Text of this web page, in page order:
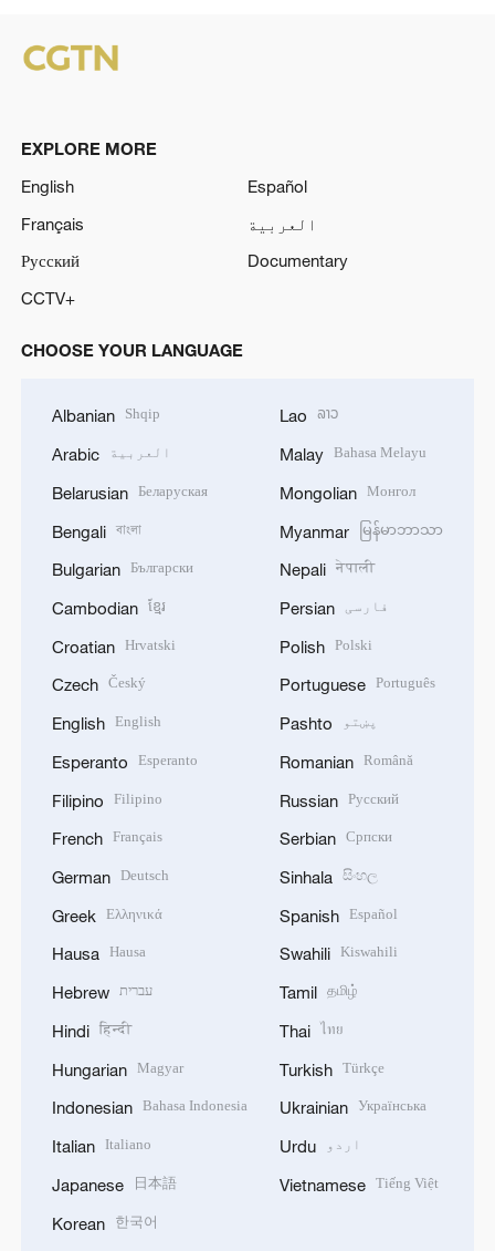
EXPLORE MORE
English
Español
Français
العربية
Русский
Documentary
CCTV+
CHOOSE YOUR LANGUAGE
Albanian Shqip
Arabic العربية
Belarusian Беларуская
Bengali বাংলা
Bulgarian Български
Cambodian ខ្មែរ
Croatian Hrvatski
Czech Český
English English
Esperanto Esperanto
Filipino Filipino
French Français
German Deutsch
Greek Ελληνικά
Hausa Hausa
Hebrew עברית
Hindi हिन्दी
Hungarian Magyar
Indonesian Bahasa Indonesia
Italian Italiano
Japanese 日本語
Korean 한국어
Lao ລາວ
Malay Bahasa Melayu
Mongolian Монгол
Myanmar မြန်မာဘာသာ
Nepali नेपाली
Persian فارسی
Polish Polski
Portuguese Português
Pashto پښتو
Romanian Română
Russian Русский
Serbian Српски
Sinhala සිංහල
Spanish Español
Swahili Kiswahili
Tamil தமிழ்
Thai ไทย
Turkish Türkçe
Ukrainian Українська
Urdu اردو
Vietnamese Tiếng Việt